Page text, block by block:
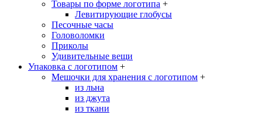
Товары по форме логотипа +
Левитирующие глобусы
Песочные часы
Головоломки
Приколы
Удивительные вещи
Упаковка с логотипом +
Мешочки для хранения с логотипом +
из льна
из джута
из ткани